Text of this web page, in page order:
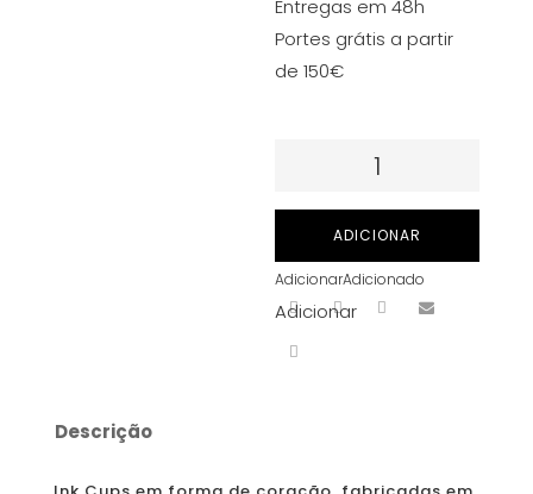
Entregas em 48h
Portes grátis a partir
de 150€
Quantidade
CUPS
FORMA
CORAÇÃO
ADICIONAR
AdicionarAdicionado
Adicionar
Descrição